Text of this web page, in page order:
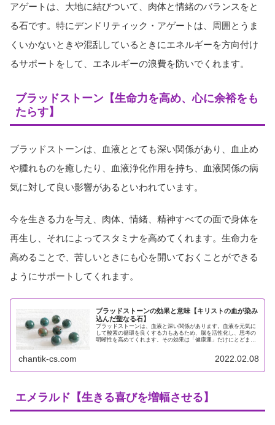
アゲートは、大地に結びついて、肉体と情緒のバランスをと
る石です。特にデンドリティック・アゲートは、周囲とうま
くいかないときや混乱しているときにエネルギーを方向付け
るサポートをして、エネルギーの浪費を防いでくれます。
ブラッドストーン【生命力を高め、心に余裕をも
たらす】
ブラッドストーンは、血液ととても深い関係があり、血止め
や腫れものを癒したり、血液浄化作用を持ち、血液関係の病
気に対して良い影響があるといわれています。
今を生きる力を与え、肉体、情緒、精神すべての面で身体を
再生し、それによってスタミナを高めてくれます。生命力を
高めることで、苦しいときにも心を開いておくことができる
ようにサポートしてくれます。
ブラッドストーンの効果と意味【キリストの血が染み
込んだ聖なる石】
ブラッドストーンは、血液と深い関係があります。血液を元気に
して酸素の循環を良くする力もあるため、脳を活性化し、思考の
明晰性を高めてくれます。その効果は「健康運」だけにとどまり
chantik-cs.com 2022.02.08
エメラルド【生きる喜びを増幅させる】